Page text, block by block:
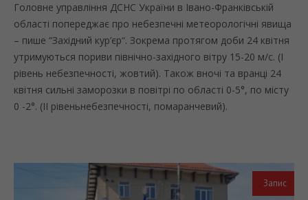
Головне управління ДСНС України в Івано-Франківській
області попереджає про небезпечні метеорологічні явища
– пише “Західний кур’єр“. Зокрема протягом доби 24 квітня
утримуються пориви північно-західного вітру 15-20 м/с. (I
рівень небезпечності, жовтий). Також вночі та вранці 24
квітня сильні заморозки в повітрі по області 0-5°, по місту
0 -2°. (II рівеньнебезпечності, помаранчевий).
Запис